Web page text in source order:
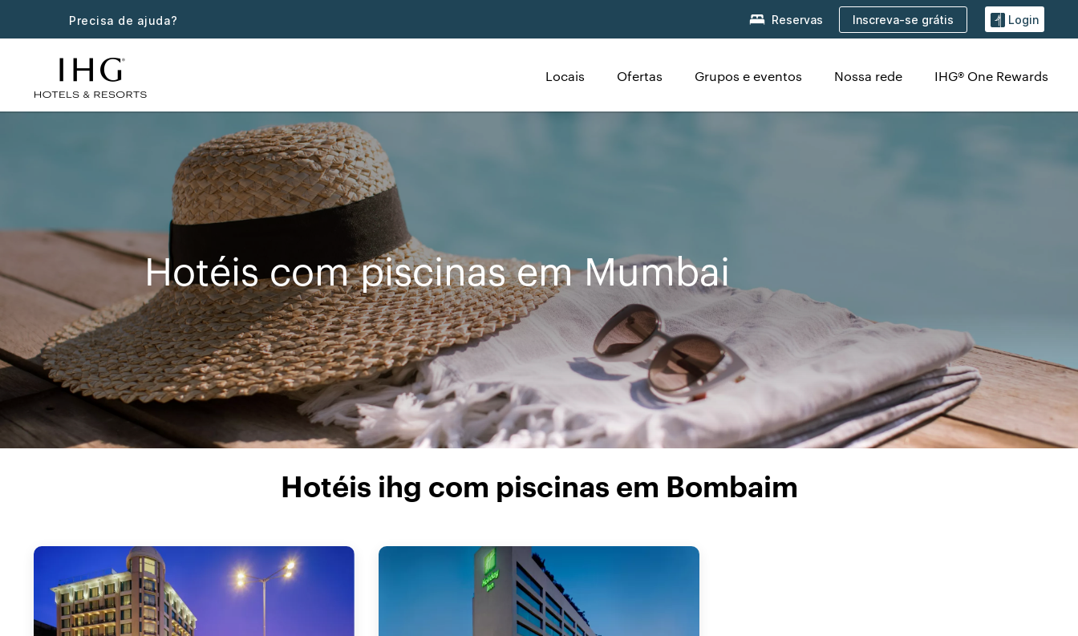
Precisa de ajuda? Reservas Inscreva-se grátis Login
Locais Ofertas Grupos e eventos Nossa rede IHG® One Rewards
Hotéis com piscinas em Mumbai
Hotéis ihg com piscinas em Bombaim